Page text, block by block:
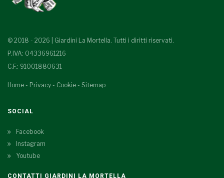
© 2018 - 2026 | Giardini La Mortella. Tutti i diritti riservati.
P.IVA: 04336961216
C.F.: 91001880631
Home - Privacy - Cookie - Sitemap
SOCIAL
Facebook
Instagram
Youtube
CONTATTI GIARDINI LA MORTELLA